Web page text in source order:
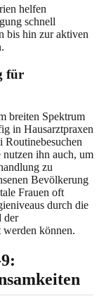
helfen
schnell
bis hin zur aktiven
für
breiten Spektrum
in Hausarztpraxen
Routinebesuchen
nutzen ihn auch, um
zu
Bevölkerung
Frauen oft
durch die
der
werden können.